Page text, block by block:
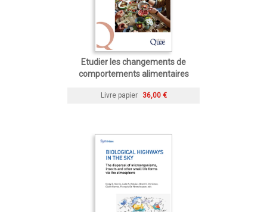
Etudier les changements de
comportements alimentaires
Livre papier 36,00 €